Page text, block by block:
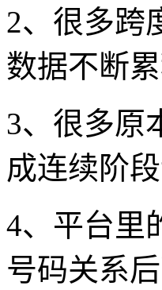
2、很多跨
数据不断
3、很多原
成连续阶
4、平台里
号码关系